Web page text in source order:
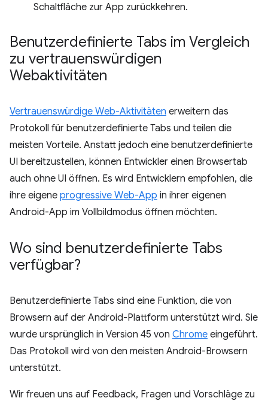
Schaltfläche zur App zurückkehren.
Benutzerdefinierte Tabs im Vergleich
zu vertrauenswürdigen
Webaktivitäten
Vertrauenswürdige Web-Aktivitäten erweitern das
Protokoll für benutzerdefinierte Tabs und teilen die
meisten Vorteile. Anstatt jedoch eine benutzerdefinierte
UI bereitzustellen, können Entwickler einen Browsertab
auch ohne UI öffnen. Es wird Entwicklern empfohlen, die
ihre eigene progressive Web-App in ihrer eigenen
Android-App im Vollbildmodus öffnen möchten.
Wo sind benutzerdefinierte Tabs
verfügbar?
Benutzerdefinierte Tabs sind eine Funktion, die von
Browsern auf der Android-Plattform unterstützt wird. Sie
wurde ursprünglich in Version 45 von Chrome eingeführt.
Das Protokoll wird von den meisten Android-Browsern
unterstützt.
Wir freuen uns auf Feedback, Fragen und Vorschläge zu